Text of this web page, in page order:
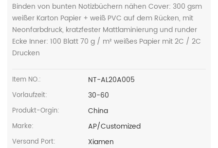
Binden von bunten Notizbüchern nähen Cover: 300 gsm
weißer Karton Papier + weiß PVC auf dem Rücken, mit
Neonfarbdruck, kratzfester Mattlaminierung und runder
Ecke Inner: 100 Blatt 70 g / m² weißes Papier mit 2C / 2C
Drucken
Item NO.: NT-AL20A005
Vorlaufzeit: 30-60
Produkt-Orgin: China
Marke: AP/Customized
Versand Port: Xiamen